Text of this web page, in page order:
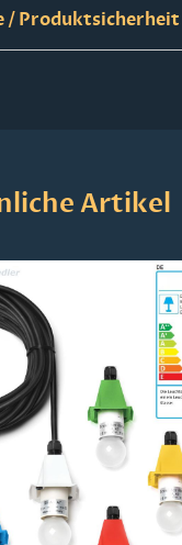
/ Produktsicherheit
überspringenArtikel